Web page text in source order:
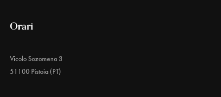
Orari
Vicolo Sozomeno 3
51100 Pistoia (PT)